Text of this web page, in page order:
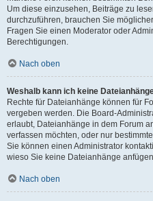
Um diese einzusehen, Beiträge zu
durchzuführen, brauchen Sie
Fragen Sie einen Moderator oder
Berechtigungen.
Nach oben
Weshalb kann ich keine
Rechte für Dateianhänge können für
vergeben werden. Die Board-
erlaubt, Dateianhänge in dem Forum
verfassen möchten, oder nur
Sie können einen Administrator
wieso Sie keine Dateianhänge
Nach oben